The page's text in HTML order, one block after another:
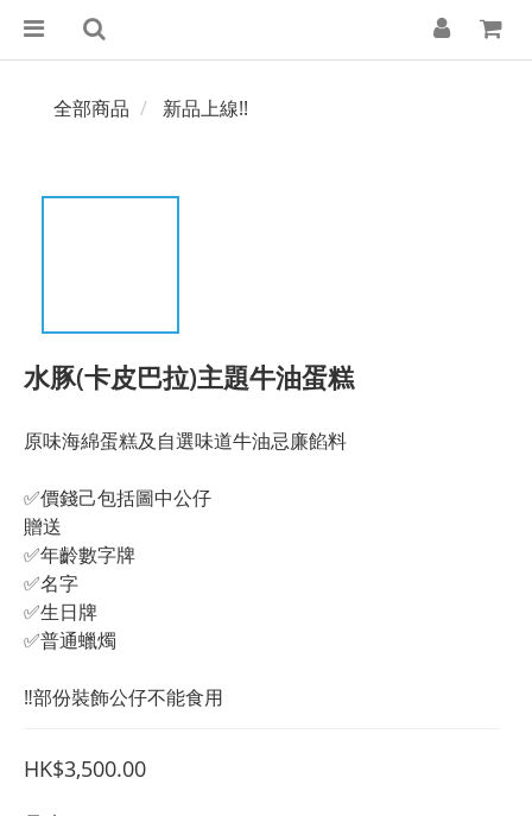
全部商品 新品上線!!
水豚(卡皮巴拉)主題牛油蛋糕
原味海綿蛋糕及自選味道牛油忌廉餡料
✅價錢己包括圖中公仔
贈送
✅年齡數字牌
✅名字
✅生日牌
✅普通蠟燭
‼️部份裝飾公仔不能食用
HK$3,500.00